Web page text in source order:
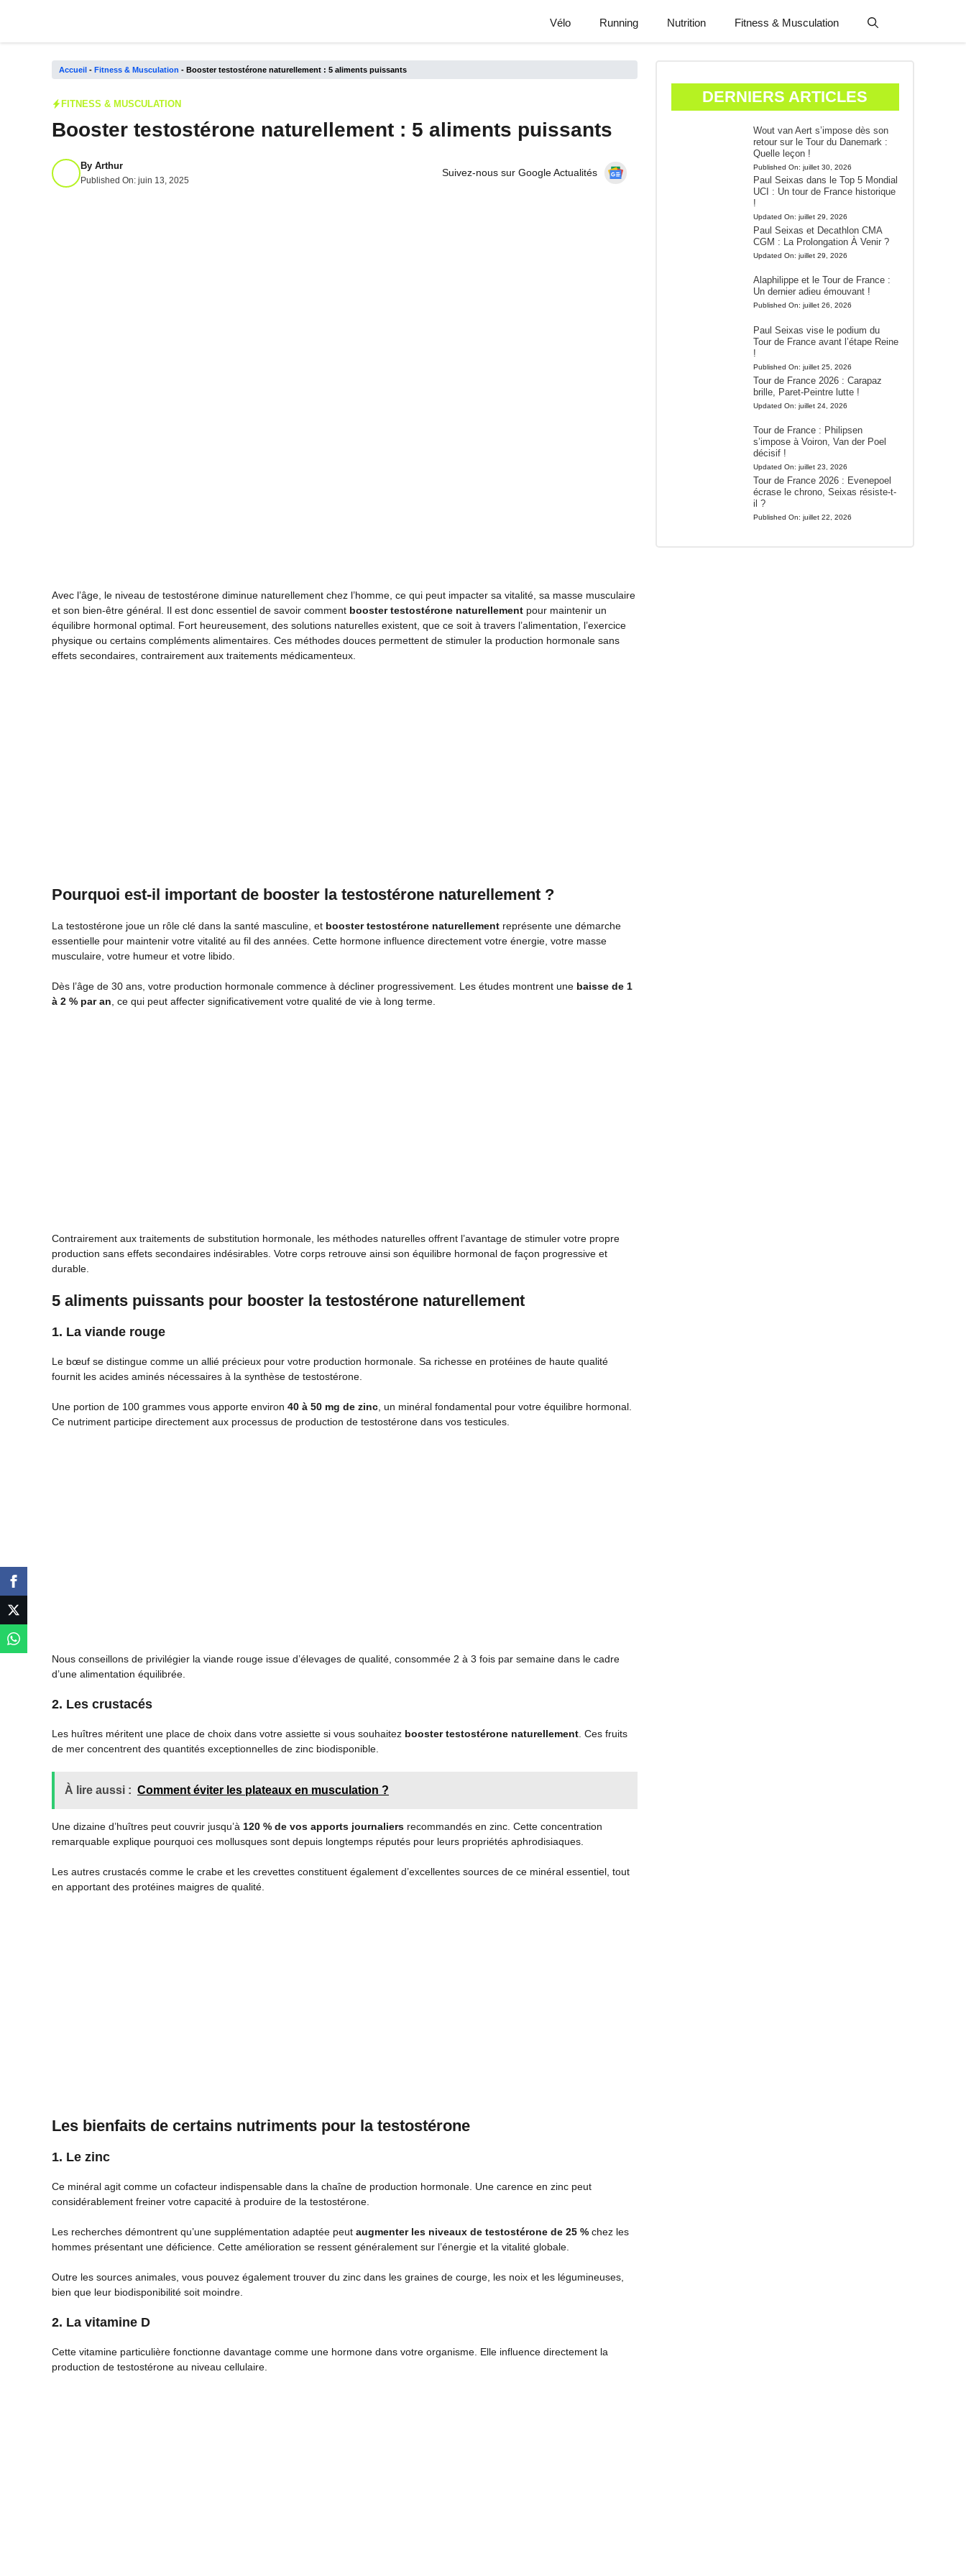
Vélo Running Nutrition Fitness & Musculation
Accueil - Fitness & Musculation - Booster testostérone naturellement : 5 aliments puissants
FITNESS & MUSCULATION
Booster testostérone naturellement : 5 aliments puissants
By Arthur
Published On: juin 13, 2025
Suivez-nous sur Google Actualités
Avec l’âge, le niveau de testostérone diminue naturellement chez l’homme, ce qui peut impacter sa vitalité, sa masse musculaire
et son bien-être général. Il est donc essentiel de savoir comment booster testostérone naturellement pour maintenir un
équilibre hormonal optimal. Fort heureusement, des solutions naturelles existent, que ce soit à travers l’alimentation, l’exercice
physique ou certains compléments alimentaires. Ces méthodes douces permettent de stimuler la production hormonale sans
effets secondaires, contrairement aux traitements médicamenteux.
Pourquoi est-il important de booster la testostérone naturellement ?
La testostérone joue un rôle clé dans la santé masculine, et booster testostérone naturellement représente une démarche
essentielle pour maintenir votre vitalité au fil des années. Cette hormone influence directement votre énergie, votre masse
musculaire, votre humeur et votre libido.
Dès l’âge de 30 ans, votre production hormonale commence à décliner progressivement. Les études montrent une baisse de 1
à 2 % par an, ce qui peut affecter significativement votre qualité de vie à long terme.
Contrairement aux traitements de substitution hormonale, les méthodes naturelles offrent l’avantage de stimuler votre propre
production sans effets secondaires indésirables. Votre corps retrouve ainsi son équilibre hormonal de façon progressive et
durable.
5 aliments puissants pour booster la testostérone naturellement
1. La viande rouge
Le bœuf se distingue comme un allié précieux pour votre production hormonale. Sa richesse en protéines de haute qualité
fournit les acides aminés nécessaires à la synthèse de testostérone.
Une portion de 100 grammes vous apporte environ 40 à 50 mg de zinc, un minéral fondamental pour votre équilibre hormonal.
Ce nutriment participe directement aux processus de production de testostérone dans vos testicules.
Nous conseillons de privilégier la viande rouge issue d’élevages de qualité, consommée 2 à 3 fois par semaine dans le cadre
d’une alimentation équilibrée.
2. Les crustacés
Les huîtres méritent une place de choix dans votre assiette si vous souhaitez booster testostérone naturellement. Ces fruits
de mer concentrent des quantités exceptionnelles de zinc biodisponible.
À lire aussi : Comment éviter les plateaux en musculation ?
Une dizaine d’huîtres peut couvrir jusqu’à 120 % de vos apports journaliers recommandés en zinc. Cette concentration
remarquable explique pourquoi ces mollusques sont depuis longtemps réputés pour leurs propriétés aphrodisiaques.
Les autres crustacés comme le crabe et les crevettes constituent également d’excellentes sources de ce minéral essentiel, tout
en apportant des protéines maigres de qualité.
Les bienfaits de certains nutriments pour la testostérone
1. Le zinc
Ce minéral agit comme un cofacteur indispensable dans la chaîne de production hormonale. Une carence en zinc peut
considérablement freiner votre capacité à produire de la testostérone.
Les recherches démontrent qu’une supplémentation adaptée peut augmenter les niveaux de testostérone de 25 % chez les
hommes présentant une déficience. Cette amélioration se ressent généralement sur l’énergie et la vitalité globale.
Outre les sources animales, vous pouvez également trouver du zinc dans les graines de courge, les noix et les légumineuses,
bien que leur biodisponibilité soit moindre.
2. La vitamine D
Cette vitamine particulière fonctionne davantage comme une hormone dans votre organisme. Elle influence directement la
production de testostérone au niveau cellulaire.
DERNIERS ARTICLES
Wout van Aert s’impose dès son
retour sur le Tour du Danemark :
Quelle leçon !
Published On: juillet 30, 2026
Paul Seixas dans le Top 5 Mondial
UCI : Un tour de France historique
!
Updated On: juillet 29, 2026
Paul Seixas et Decathlon CMA
CGM : La Prolongation À Venir ?
Updated On: juillet 29, 2026
Alaphilippe et le Tour de France :
Un dernier adieu émouvant !
Published On: juillet 26, 2026
Paul Seixas vise le podium du
Tour de France avant l’étape Reine
!
Published On: juillet 25, 2026
Tour de France 2026 : Carapaz
brille, Paret-Peintre lutte !
Updated On: juillet 24, 2026
Tour de France : Philipsen
s’impose à Voiron, Van der Poel
décisif !
Updated On: juillet 23, 2026
Tour de France 2026 : Evenepoel
écrase le chrono, Seixas résiste-t-
il ?
Published On: juillet 22, 2026